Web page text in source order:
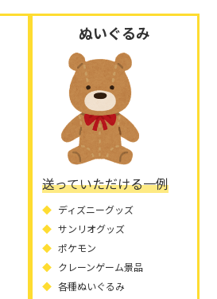
ぬいぐるみ
送っていただける一例
ディズニーグッズ
サンリオグッズ
ポケモン
クレーンゲーム景品
各種ぬいぐるみ